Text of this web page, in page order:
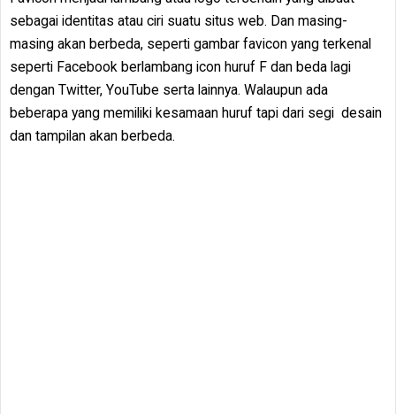
sebagai identitas atau ciri suatu situs web. Dan masing-
masing akan berbeda, seperti gambar favicon yang terkenal
seperti Facebook berlambang icon huruf F dan beda lagi
dengan Twitter, YouTube serta lainnya. Walaupun ada
beberapa yang memiliki kesamaan huruf tapi dari segi desain
dan tampilan akan berbeda.